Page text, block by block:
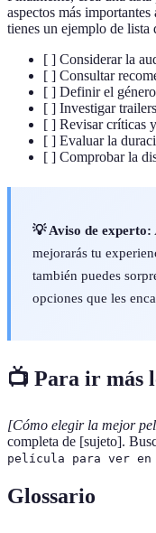
aspectos más
tienes un ejemplo de lista
[ ] Considerar la
[ ] Consultar
[ ] Definir el género
[ ] Investigar
[ ] Revisar críticas
[ ] Evaluar la
[ ] Comprobar la
💡 Aviso de experto:
mejorarás tu
también puedes
opciones que les
📺 Para ir más
[Cómo elegir la mejor
completa de [sujeto].
película para ver en
Glossario